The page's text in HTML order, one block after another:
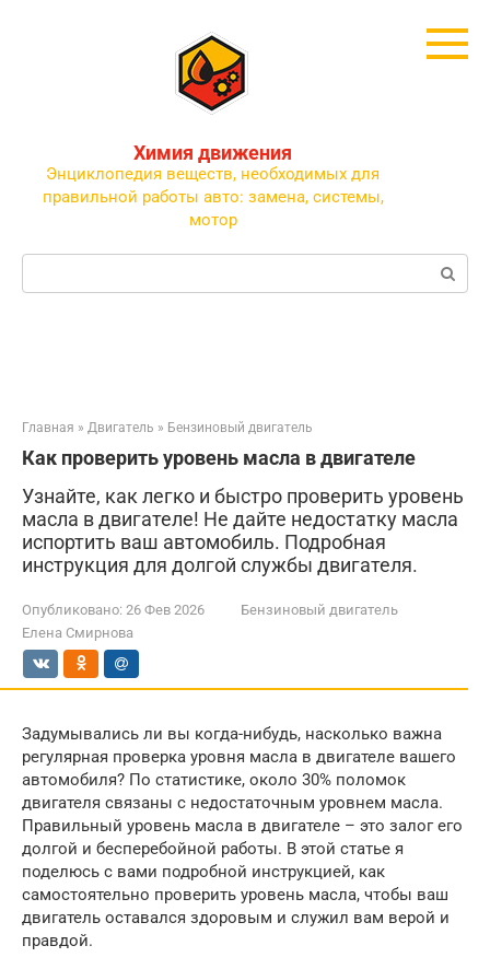
Химия движения
Энциклопедия веществ, необходимых для
правильной работы авто: замена, системы,
мотор
Поиск:
Главная » Двигатель » Бензиновый двигатель
Как проверить уровень масла в двигателе
Узнайте, как легко и быстро проверить уровень
масла в двигателе! Не дайте недостатку масла
испортить ваш автомобиль. Подробная
инструкция для долгой службы двигателя.
Опубликовано: 26 Фев 2026
Бензиновый двигатель
Елена Смирнова
Задумывались ли вы когда-нибудь, насколько важна
регулярная проверка уровня масла в двигателе вашего
автомобиля? По статистике, около 30% поломок
двигателя связаны с недостаточным уровнем масла.
Правильный уровень масла в двигателе – это залог его
долгой и бесперебойной работы. В этой статье я
поделюсь с вами подробной инструкцией, как
самостоятельно проверить уровень масла, чтобы ваш
двигатель оставался здоровым и служил вам верой и
правдой.